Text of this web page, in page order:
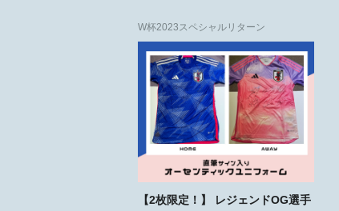
W杯2023スペシャルリターン
【2枚限定！】 レジェンドOG選手